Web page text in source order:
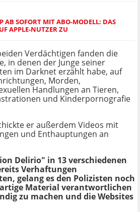
AB SOFORT MIT ABO-MODELL: DAS
APPLE-NUTZER ZU
Verdächtigen fanden die
in denen der Junge seiner
im Darknet erzählt habe, auf
Morden,
Handlungen an Tieren,
und Kinderpornografie
er außerdem Videos mit
und Enthauptungen an
Delirio" in 13 verschiedenen
Verhaftungen
gelang es den Polizisten noch
Material verantwortlichen
zu machen und die Websites